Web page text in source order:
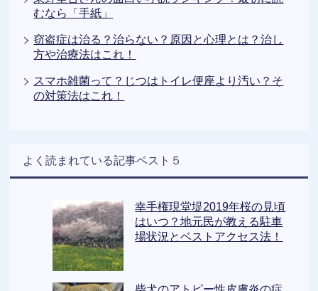
むなら「手紙」
窃盗症は治る？治らない？原因と心理とは？治し
方や治療法はこれ！
スマホ雑菌って？じつはトイレ便座より汚い？そ
の対策法はこれ！
よく読まれている記事ベスト５
幸手権現堂堤2019年桜の見頃
はいつ？地元民が教える駐車
場状況とベストアクセス法！